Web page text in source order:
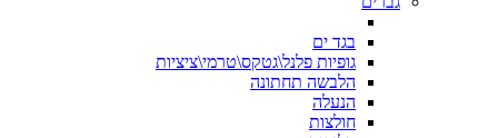
בגד ים
גופיות פלנל\גטקס\טרמי\ציציות
הלבשה תחתונה
הנעלה
חולצות